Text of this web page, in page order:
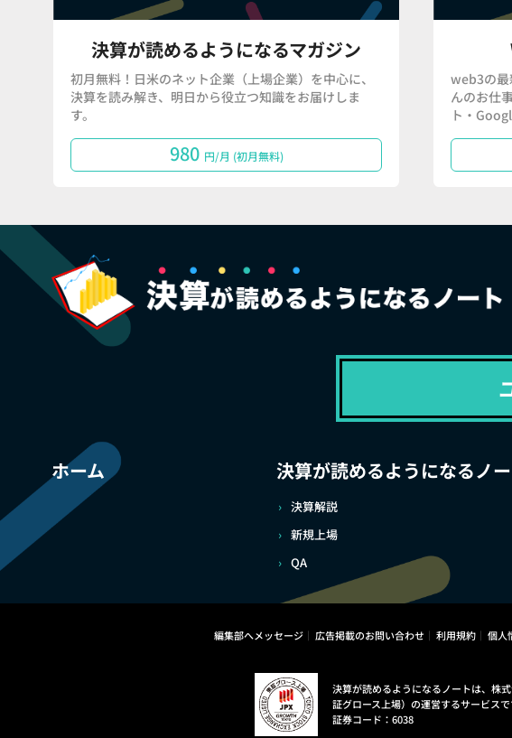
決算が読めるようになるマガジン
初月無料！日米のネット企業（上場企業）を中心に、
決算を読み解き、明日から役立つ知識をお届けしま
す。
980 円/月 (初月無料)
web3の最
んのお仕
ト・
ホーム 決算が読めるようになるノ
決算解説
新規上場
QA
編集部へメッセージ 広告掲載のお問い合わせ 利用規約 個人
決算が読めるようになるノートは、株
証グロース上場）の運営するサービスで
証券コード：6038